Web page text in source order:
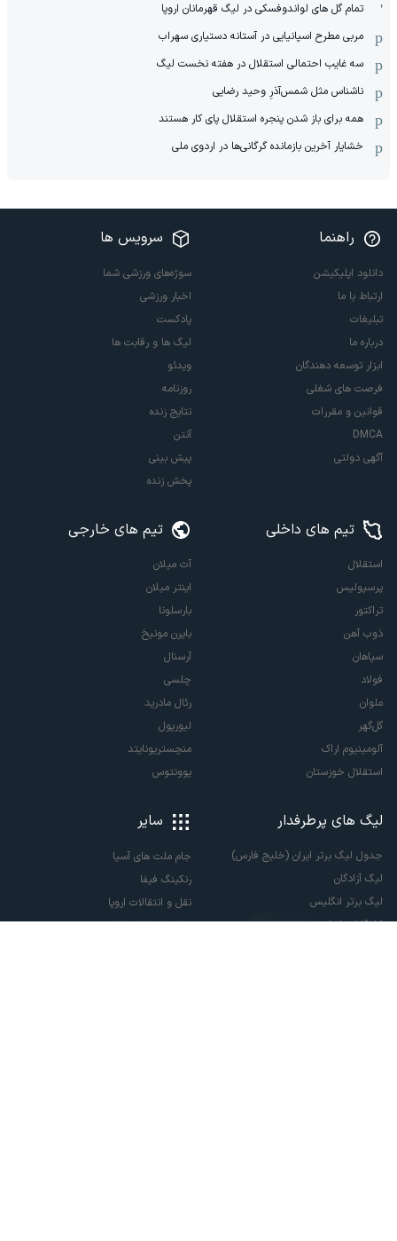
تمام گل های لواندوفسکی در لیگ قهرمانان اروپا
مربی مطرح اسپانیایی در آستانه دستیاری سهراب
سه غایب احتمالی استقلال در هفته نخست لیگ
ناشناس مثل شمس‌آذرِ وحید رضایی
همه برای باز شدن پنجره استقلال پای کار هستند
خشایار آخرین بازمانده گرگانی‌ها در اردوی ملی
راهنما
دانلود اپلیکیشن
ارتباط با ما
تبلیغات
درباره ما
ابزار توسعه دهندگان
فرصت های شغلی
قوانین و مقررات
DMCA
آگهی دولتی
سرویس ها
سوژه‌های ورزشی شما
اخبار ورزشی
پادکست
لیگ ها و رقابت ها
ویدئو
روزنامه
نتایج زنده
آنتن
پیش بینی
پخش زنده
تیم های داخلی
استقلال
پرسپولیس
تراکتور
ذوب آهن
سپاهان
فولاد
ملوان
گل‌گهر
آلومینیوم اراک
استقلال خوزستان
تیم های خارجی
آث میلان
اینتر میلان
بارسلونا
بایرن مونیخ
آرسنال
چلسی
رئال مادرید
لیورپول
منچستریونایتد
یوونتوس
لیگ های پرطرفدار
جدول لیگ برتر ایران (خلیج فارس)
لیگ آزادگان
لیگ برتر انگلیس
لالیگا اسپانیا
سایر
جام ملت های آسیا
رنکینگ فیفا
نقل و انتقالات اروپا
نقل و انتقالات ایران